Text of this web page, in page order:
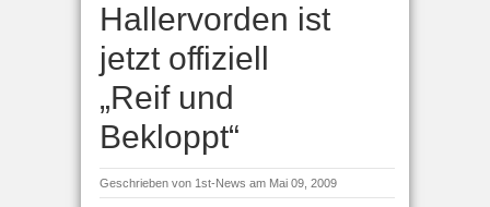
Hallervorden ist
jetzt offiziell
„Reif und
Bekloppt“
Geschrieben von 1st-News am Mai 09, 2009